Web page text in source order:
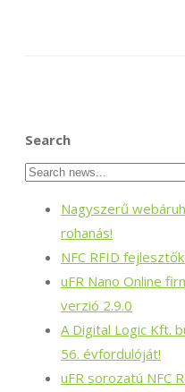
Search
Nagyszerű
rohanás!
NFC RFID
uFR Nano Online
verzió 2.9.0
A Digital Logic Kft.
56. évfordulóját!
uFR sorozatú NFC